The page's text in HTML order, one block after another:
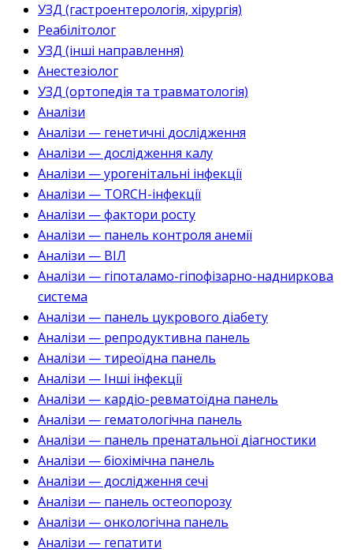
УЗД (гастроентерологія, хірургія)
Реабілітолог
УЗД (інші направлення)
Анестезіолог
УЗД (ортопедія та травматологія)
Аналізи
Аналізи — генетичні дослідження
Аналізи — дослідження калу
Аналізи — урогенітальні інфекції
Аналізи — TORCH-інфекції
Аналізи — фактори росту
Аналізи — панель контроля анемії
Аналізи — ВІЛ
Аналізи — гіпоталамо-гіпофізарно-надниркова
система
Аналізи — панель цукрового діабету
Аналізи — репродуктивна панель
Аналізи — тиреоїдна панель
Аналізи — Інші інфекції
Аналізи — кардіо-ревматоїдна панель
Аналізи — гематологічна панель
Аналізи — панель пренатальної діагностики
Аналізи — біохімічна панель
Аналізи — дослідження сечі
Аналізи — панель остеопорозу
Аналізи — онкологічна панель
Аналізи — гепатити